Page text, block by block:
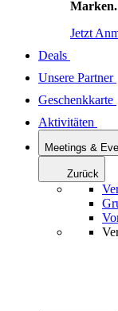
Marken.
Jetzt
Deals
Unsere Partner
Geschenkkarte
Aktivitäten
Meetings &
Zurück